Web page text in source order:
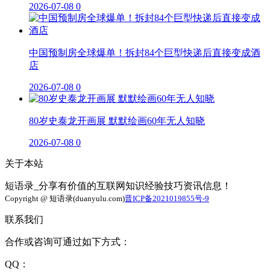
2026-07-08 0
中国预制房全球爆单！拆封84个巨型快递后直接变成酒
店
2026-07-08 0
80岁史泰龙开画展 默默绘画60年无人知晓
2026-07-08 0
关于本站
短语录_分享有价值的互联网知识经验技巧资讯信息！
Copyright @ 短语录(duanyulu.com)晋ICP备2021019855号-9
联系我们
合作或咨询可通过如下方式：
QQ：